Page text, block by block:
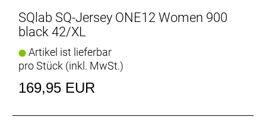
SQlab SQ-Jersey ONE12 Women 900
black 42/XL
Artikel ist lieferbar
pro Stück (inkl. MwSt.)
169,95 EUR